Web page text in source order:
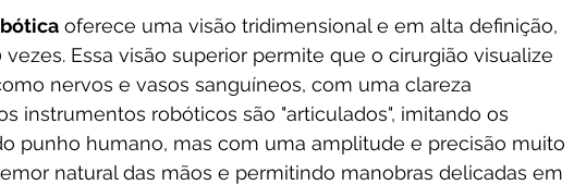
oferece uma visão tridimensional e em alta definição,
Essa visão superior permite que o cirurgião visualize
nervos e vasos sanguíneos, com uma clareza
instrumentos robóticos são "articulados", imitando os
punho humano, mas com uma amplitude e precisão muito
natural das mãos e permitindo manobras delicadas em